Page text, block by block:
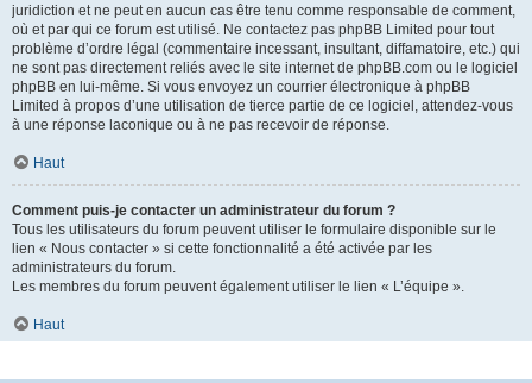
juridiction et ne peut en aucun cas être tenu comme responsable de comment,
où et par qui ce forum est utilisé. Ne contactez pas phpBB Limited pour tout
problème d’ordre légal (commentaire incessant, insultant, diffamatoire, etc.) qui
ne sont pas directement reliés avec le site internet de phpBB.com ou le logiciel
phpBB en lui-même. Si vous envoyez un courrier électronique à phpBB
Limited à propos d’une utilisation de tierce partie de ce logiciel, attendez-vous
à une réponse laconique ou à ne pas recevoir de réponse.
Haut
Comment puis-je contacter un administrateur du forum ?
Tous les utilisateurs du forum peuvent utiliser le formulaire disponible sur le
lien « Nous contacter » si cette fonctionnalité a été activée par les
administrateurs du forum.
Les membres du forum peuvent également utiliser le lien « L’équipe ».
Haut